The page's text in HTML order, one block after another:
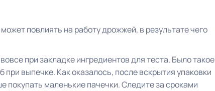
повлиять на работу дрожжей, в результате чего
при закладке ингредиентов для теста. Было такое
выпечке. Как оказалось, после вскрытия упаковки
покупать маленькие пачечки. Следите за сроками